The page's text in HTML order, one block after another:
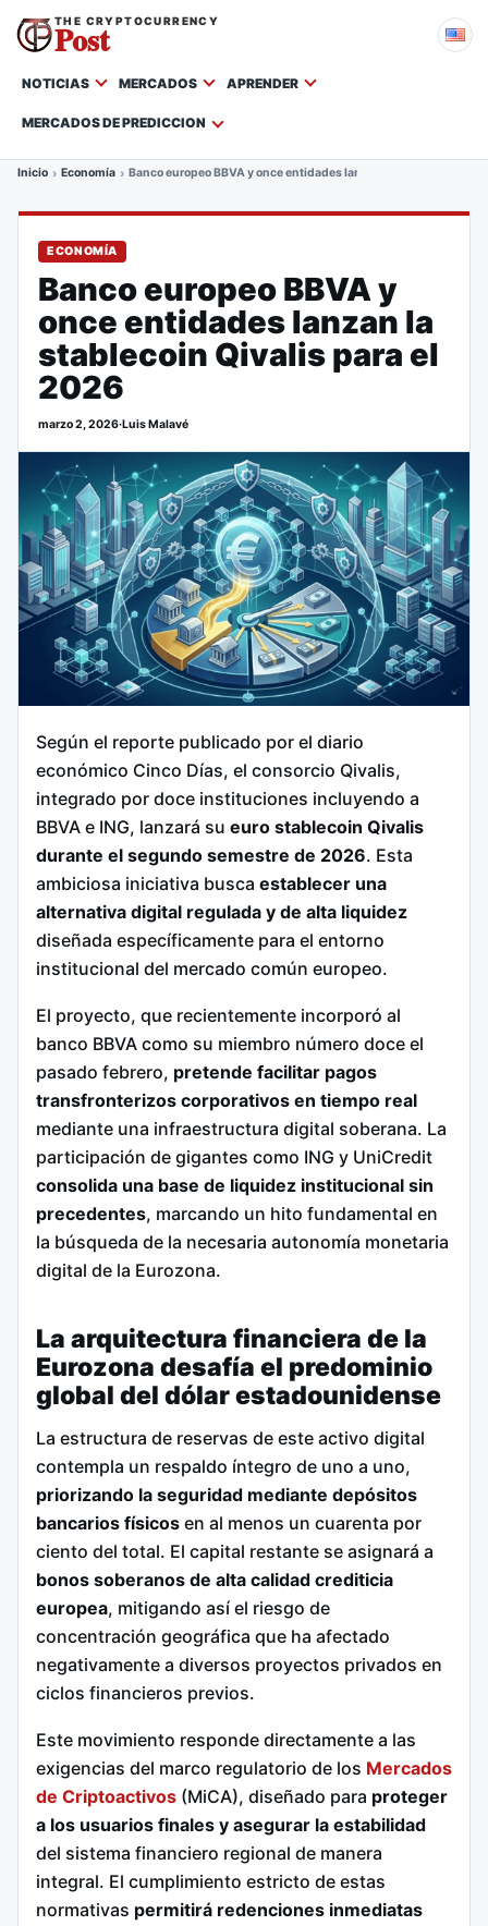
THE CRYPTOCURRENCY
Post
NOTICIAS MERCADOS APRENDER
MERCADOS DE PREDICCION
Inicio Economía Banco europeo BBVA y once entidades lanzan la stablecoin
ECONOMÍA
Banco europeo BBVA y
once entidades lanzan la
stablecoin Qivalis para el
2026
marzo 2, 2026·Luis Malavé
Según el reporte publicado por el diario
económico Cinco Días, el consorcio Qivalis,
integrado por doce instituciones incluyendo a
BBVA e ING, lanzará su euro stablecoin Qivalis
durante el segundo semestre de 2026. Esta
ambiciosa iniciativa busca establecer una
alternativa digital regulada y de alta liquidez
diseñada específicamente para el entorno
institucional del mercado común europeo.
El proyecto, que recientemente incorporó al
banco BBVA como su miembro número doce el
pasado febrero, pretende facilitar pagos
transfronterizos corporativos en tiempo real
mediante una infraestructura digital soberana. La
participación de gigantes como ING y UniCredit
consolida una base de liquidez institucional sin
precedentes, marcando un hito fundamental en
la búsqueda de la necesaria autonomía monetaria
digital de la Eurozona.
La arquitectura financiera de la
Eurozona desafía el predominio
global del dólar estadounidense
La estructura de reservas de este activo digital
contempla un respaldo íntegro de uno a uno,
priorizando la seguridad mediante depósitos
bancarios físicos en al menos un cuarenta por
ciento del total. El capital restante se asignará a
bonos soberanos de alta calidad crediticia
europea, mitigando así el riesgo de
concentración geográfica que ha afectado
negativamente a diversos proyectos privados en
ciclos financieros previos.
Este movimiento responde directamente a las
exigencias del marco regulatorio de los Mercados
de Criptoactivos (MiCA), diseñado para proteger
a los usuarios finales y asegurar la estabilidad
del sistema financiero regional de manera
integral. El cumplimiento estricto de estas
normativas permitirá redenciones inmediatas